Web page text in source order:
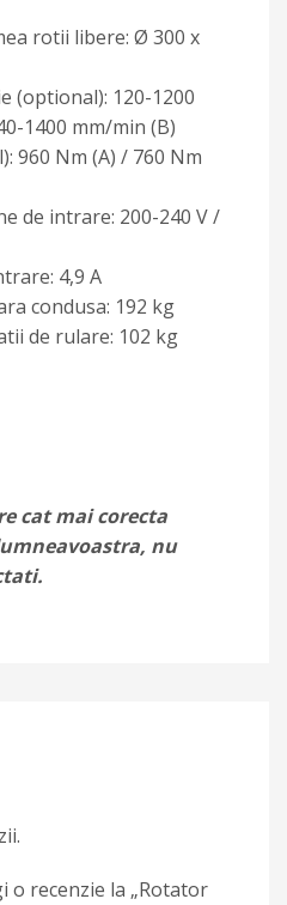
rotii libere: Ø 300 x
(optional): 120-1200
1400 mm/min (B)
960 Nm (A) / 760 Nm
de intrare: 200-240 V /
4,9 A
condusa: 192 kg
de rulare: 102 kg
cat mai corecta
nu
o recenzie la „Rotator